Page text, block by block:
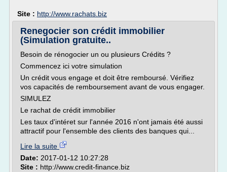
Site : http://www.rachats.biz
Renegocier son crédit immobilier
(Simulation gratuite..
Besoin de rénogocier un ou plusieurs Crédits ?
Commencez ici votre simulation
Un crédit vous engage et doit être remboursé. Vérifiez
vos capacités de remboursement avant de vous engager.
SIMULEZ
Le rachat de crédit immobilier
Les taux d'intéret sur l'année 2016 n'ont jamais été aussi
attractif pour l'ensemble des clients des banques qui...
Lire la suite
Date: 2017-01-12 10:27:28
Site : http://www.credit-finance.biz